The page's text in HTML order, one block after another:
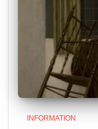
INFORMATION